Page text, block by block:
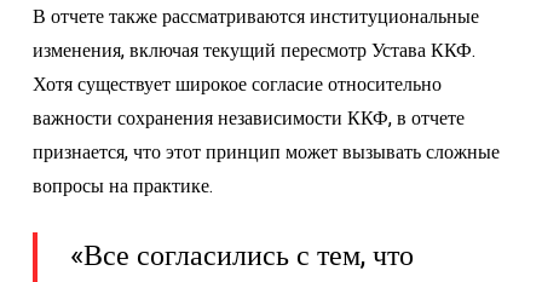
В отчете также рассматриваются институциональные
изменения, включая текущий пересмотр Устава ККФ.
Хотя существует широкое согласие относительно
важности сохранения независимости ККФ, в отчете
признается, что этот принцип может вызывать сложные
вопросы на практике.
«Все согласились с тем, что